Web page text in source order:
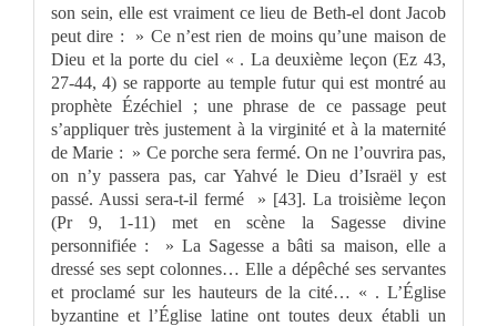
son sein, elle est vraiment ce lieu de Beth-el dont Jacob
peut dire : » Ce n’est rien de moins qu’une maison de
Dieu et la porte du ciel « . La deuxième leçon (Ez 43,
27-44, 4) se rapporte au temple futur qui est montré au
prophète Ézéchiel ; une phrase de ce passage peut
s’appliquer très justement à la virginité et à la maternité
de Marie : » Ce porche sera fermé. On ne l’ouvrira pas,
on n’y passera pas, car Yahvé le Dieu d’Israël y est
passé. Aussi sera-t-il fermé » [43]. La troisième leçon
(Pr 9, 1-11) met en scène la Sagesse divine
personnifiée : » La Sagesse a bâti sa maison, elle a
dressé ses sept colonnes… Elle a dépêché ses servantes
et proclamé sur les hauteurs de la cité… « . L’Église
byzantine et l’Église latine ont toutes deux établi un